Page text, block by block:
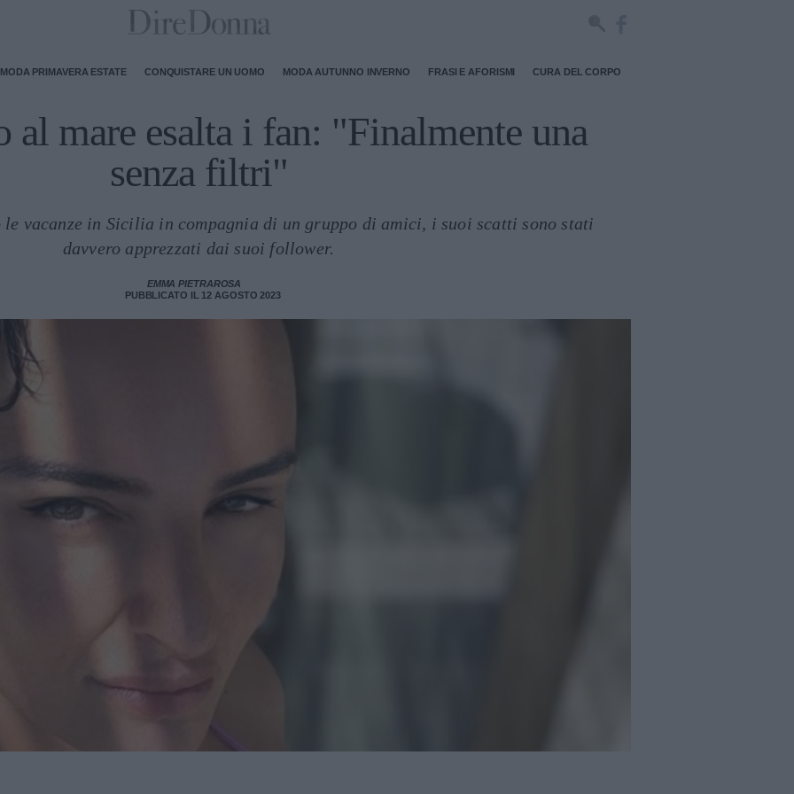
MODA PRIMAVERA ESTATE CONQUISTARE UN UOMO MODA AUTUNNO INVERNO FRASI E AFORISMI CURA DEL CORPO
al mare esalta i fan: "Finalmente una
senza filtri"
le vacanze in Sicilia in compagnia di un gruppo di amici, i suoi scatti sono stati
davvero apprezzati dai suoi follower.
EMMA PIETRAROSA
PUBBLICATO IL 12 AGOSTO 2023